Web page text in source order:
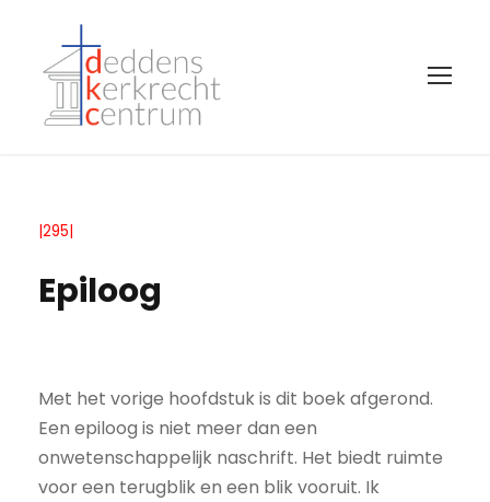
|295|
Epiloog
Met het vorige hoofdstuk is dit boek afgerond.
Een epiloog is niet meer dan een
onwetenschappelijk naschrift. Het biedt ruimte
voor een terugblik en een blik vooruit. Ik